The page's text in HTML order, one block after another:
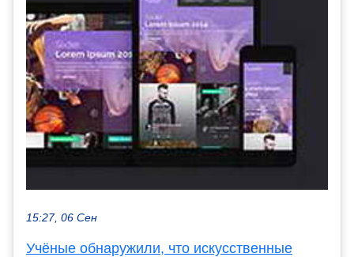
15:27, 06 Сен
Учёные обнаружили, что искусственные